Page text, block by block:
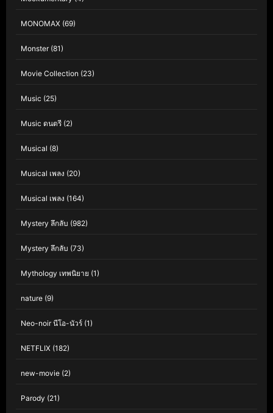
MONOMAX (69)
Monster(81)
Movie Collection (23)
Music (25)
Music ดนตรี (2)
Musical (8)
Musical เพลง (20)
Musical เพลง (164)
Mystery ลึกลับ (982)
Mystery ลึกลับ (73)
Mythology เทพนิยาย (1)
nature (9)
Neo-noir นีโอ-นัวร์ (1)
NETFLIX (182)
new-movie (2)
Parody (21)